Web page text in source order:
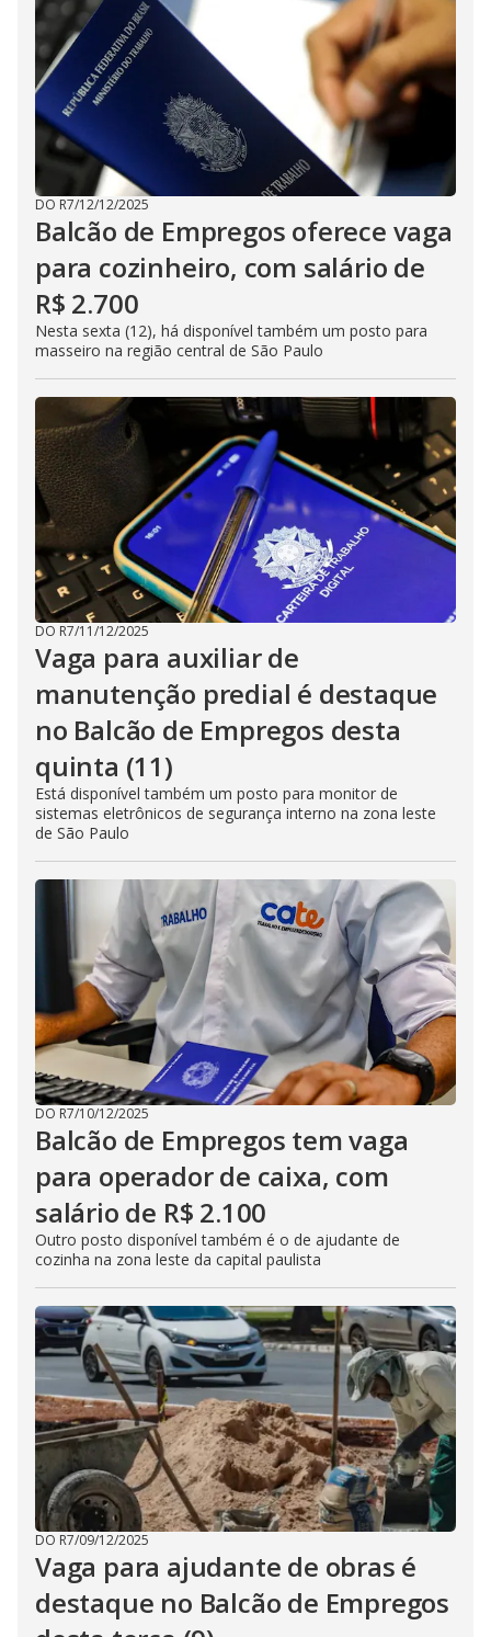
DO R7/12/12/2025
Balcão de Empregos oferece vaga
para cozinheiro, com salário de
R$ 2.700
Nesta sexta (12), há disponível também um posto para
masseiro na região central de São Paulo
DO R7/11/12/2025
Vaga para auxiliar de
manutenção predial é destaque
no Balcão de Empregos desta
quinta (11)
Está disponível também um posto para monitor de
sistemas eletrônicos de segurança interno na zona leste
de São Paulo
DO R7/10/12/2025
Balcão de Empregos tem vaga
para operador de caixa, com
salário de R$ 2.100
Outro posto disponível também é o de ajudante de
cozinha na zona leste da capital paulista
DO R7/09/12/2025
Vaga para ajudante de obras é
destaque no Balcão de Empregos